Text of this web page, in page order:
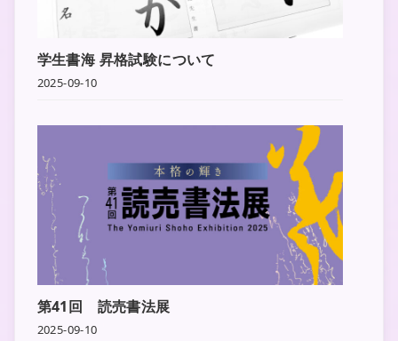
学生書海 昇格試験について
2025-09-10
第41回 読売書法展
2025-09-10